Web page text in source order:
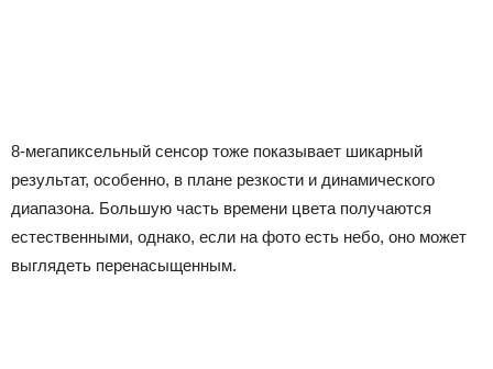
8-мегапиксельный сенсор тоже показывает шикарный
результат, особенно, в плане резкости и динамического
диапазона. Большую часть времени цвета получаются
естественными, однако, если на фото есть небо, оно может
выглядеть перенасыщенным.